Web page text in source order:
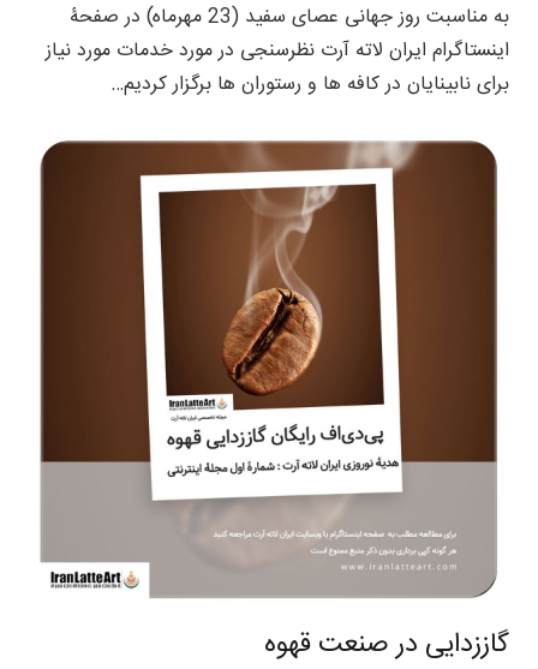
به مناسبت روز جهانی عصای سفید (23 مهرماه) در صفحۀ
اینستاگرام ایران لاته آرت نظرسنجی در مورد خدمات مورد نیاز
برای نابینایان در کافه ها و رستوران ها برگزار کردیم…
گاززدایی در صنعت قهوه